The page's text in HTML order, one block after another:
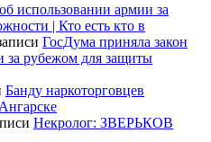
использовании армии за
| Кто есть кто в
ГосДума приняла закон
за рубежом для защиты
Банду наркоторговцев
Некролог: ЗВЕРЬКОВ